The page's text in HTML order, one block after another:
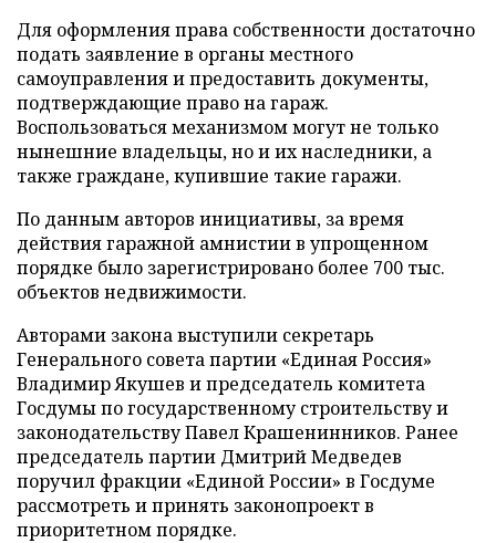
Для оформления права собственности достаточно
подать заявление в органы местного
самоуправления и предоставить документы,
подтверждающие право на гараж.
Воспользоваться механизмом могут не только
нынешние владельцы, но и их наследники, а
также граждане, купившие такие гаражи.
По данным авторов инициативы, за время
действия гаражной амнистии в упрощенном
порядке было зарегистрировано более 700 тыс.
объектов недвижимости.
Авторами закона выступили секретарь
Генерального совета партии «Единая Россия»
Владимир Якушев и председатель комитета
Госдумы по государственному строительству и
законодательству Павел Крашенинников. Ранее
председатель партии Дмитрий Медведев
поручил фракции «Единой России» в Госдуме
рассмотреть и принять законопроект в
приоритетном порядке.